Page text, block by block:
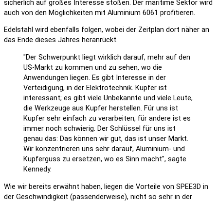
sicherlich auf großes Interesse stoßen. Der maritime Sektor wird
auch von den Möglichkeiten mit Aluminium 6061 profitieren.
Edelstahl wird ebenfalls folgen, wobei der Zeitplan dort näher an
das Ende dieses Jahres heranrückt.
"Der Schwerpunkt liegt wirklich darauf, mehr auf den
US-Markt zu kommen und zu sehen, wo die
Anwendungen liegen. Es gibt Interesse in der
Verteidigung, in der Elektrotechnik. Kupfer ist
interessant; es gibt viele Unbekannte und viele Leute,
die Werkzeuge aus Kupfer herstellen. Für uns ist
Kupfer sehr einfach zu verarbeiten, für andere ist es
immer noch schwierig. Der Schlüssel für uns ist
genau das: Das können wir gut, das ist unser Markt.
Wir konzentrieren uns sehr darauf, Aluminium- und
Kupferguss zu ersetzen, wo es Sinn macht", sagte
Kennedy.
Wie wir bereits erwähnt haben, liegen die Vorteile von SPEE3D in
der Geschwindigkeit (passenderweise), nicht so sehr in der